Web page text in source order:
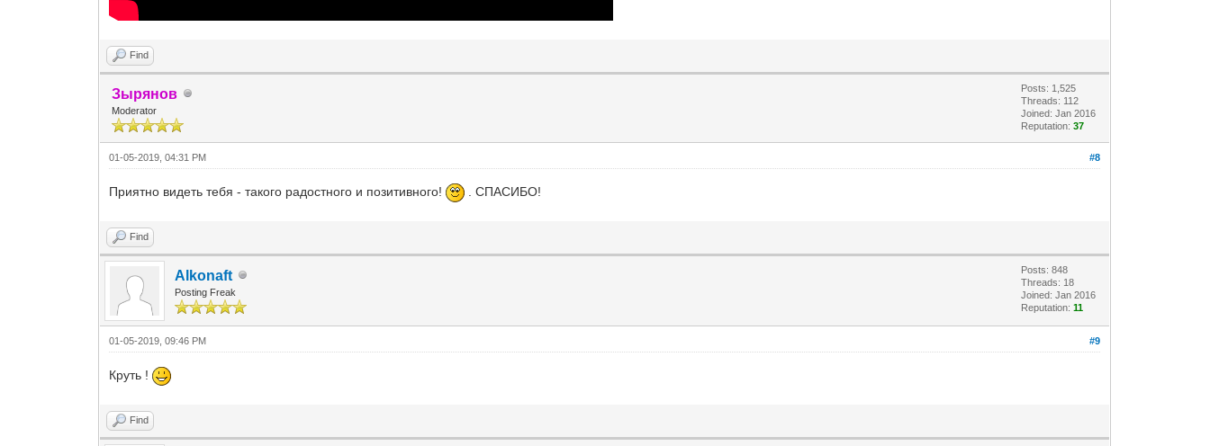
Find
Зырянов
Moderator
Posts: 1,525
Threads: 112
Joined: Jan 2016
Reputation:37
#8
01-05-2019, 04:31 PM
Приятно видеть тебя - такого радостного и позитивного! . СПАСИБО!
Find
Alkonaft
Posting Freak
Posts: 848
Threads: 18
Joined: Jan 2016
Reputation:11
#9
01-05-2019, 09:46 PM
Круть !
Find